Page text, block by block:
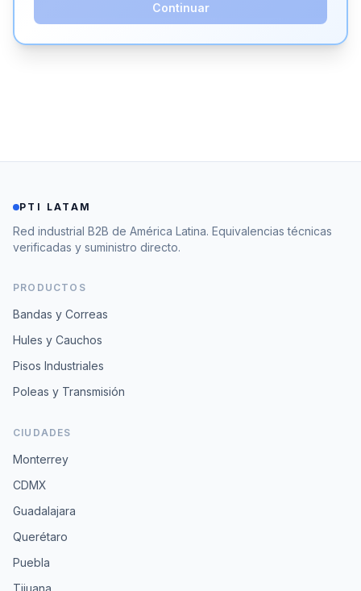
Continuar
PTI LATAM
Red industrial B2B de América Latina. Equivalencias técnicas
verificadas y suministro directo.
PRODUCTOS
Bandas y Correas
Hules y Cauchos
Pisos Industriales
Poleas y Transmisión
CIUDADES
Monterrey
CDMX
Guadalajara
Querétaro
Puebla
Tijuana